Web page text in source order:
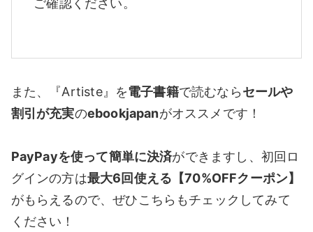
ご確認ください。
また、『Artiste』を電子書籍で読むならセールや
割引が充実のebookjapanがオススメです！
PayPayを使って簡単に決済ができますし、初回ロ
グインの方は最大6回使える【70%OFFクーポン】
がもらえるので、ぜひこちらもチェックしてみて
ください！